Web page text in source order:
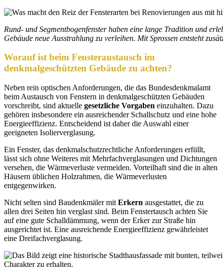
Rund- und Segmentbogenfenster haben eine lange Tradition und
Gebäude neue Ausstrahlung zu verleihen. Mit Sprossen entsteht
Worauf ist beim Fensteraustausch im
denkmalgeschützten Gebäude zu achten?
Neben rein optischen Anforderungen, die das Bundesdenkmalamt
beim Austausch von Fenstern in denkmalgeschützten Gebäuden
vorschreibt, sind aktuelle gesetzliche Vorgaben einzuhalten. Dazu
gehören insbesondere ein ausreichender Schallschutz und eine hohe
Energieeffizienz. Entscheidend ist daher die Auswahl einer
geeigneten Isolierverglasung.
Ein Fenster, das denkmalschutzrechtliche Anforderungen erfüllt,
lässt sich ohne Weiteres mit Mehrfachverglasungen und Dichtungen
versehen, die Wärmeverluste vermeiden. Vorteilhaft sind die in alten
Häusern üblichen Holzrahmen, die Wärmeverlusten
entgegenwirken.
Nicht selten sind Baudenkmäler mit Erkern ausgestattet, die zu
allen drei Seiten hin verglast sind. Beim Fenstertausch achten Sie
auf eine gute Schalldämmung, wenn der Erker zur Straße hin
ausgerichtet ist. Eine ausreichende Energieeffizienz gewährleistet
eine Dreifachverglasung.